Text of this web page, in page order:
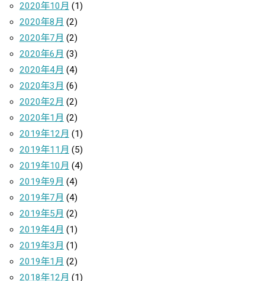
2020年10月 (1)
2020年8月 (2)
2020年7月 (2)
2020年6月 (3)
2020年4月 (4)
2020年3月 (6)
2020年2月 (2)
2020年1月 (2)
2019年12月 (1)
2019年11月 (5)
2019年10月 (4)
2019年9月 (4)
2019年7月 (4)
2019年5月 (2)
2019年4月 (1)
2019年3月 (1)
2019年1月 (2)
2018年12月 (1)